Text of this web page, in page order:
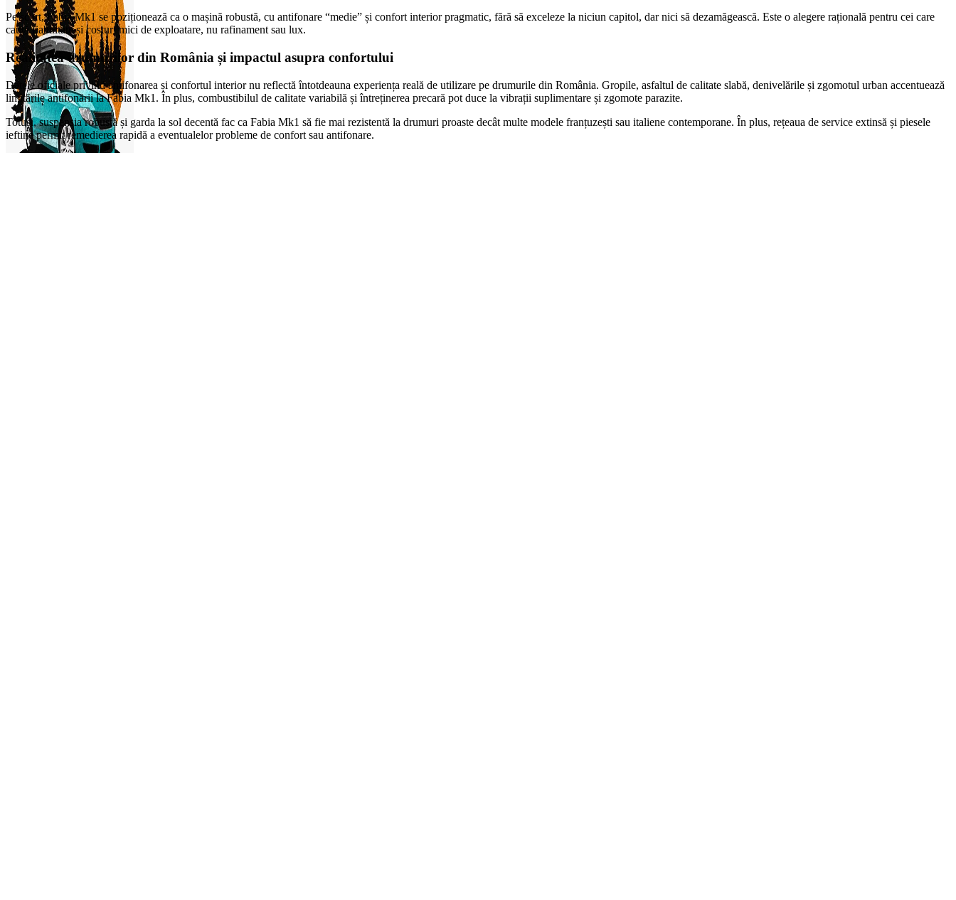
Pe scurt, Fabia Mk1 se poziționează ca o mașină robustă, cu antifonare “medie” și confort interior pragmatic, fără să exceleze la niciun capitol, dar nici să dezamăgească. Este o alegere rațională pentru cei care
caută fiabilitate și costuri mici de exploatare, nu rafinament sau lux.
Realitatea drumurilor din România și impactul asupra confortului
Datele oficiale privind antifonarea și confortul interior nu reflectă întotdeauna experiența reală de utilizare pe drumurile din România. Gropile, asfaltul de calitate slabă, denivelările și zgomotul urban accentuează
limitările antifonării la Fabia Mk1. În plus, combustibilul de calitate variabilă și întreținerea precară pot duce la vibrații suplimentare și zgomote parazite.
Totuși, suspensia robustă și garda la sol decentă fac ca Fabia Mk1 să fie mai rezistentă la drumuri proaste decât multe modele franțuzești sau italiene contemporane. În plus, rețeaua de service extinsă și piesele
ieftine permit remedierea rapidă a eventualelor probleme de confort sau antifonare.